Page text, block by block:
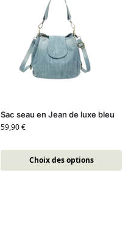
Sac seau en Jean de luxe bleu
59,90€
Choix des options